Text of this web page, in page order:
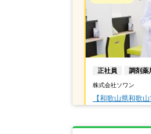
正社員 調剤薬
株式会社ソワン
【和歌山県和歌
【年収】600